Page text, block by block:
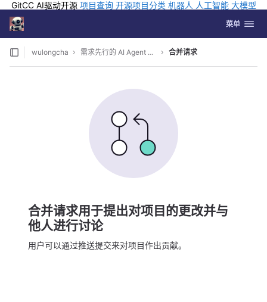
GitCC AI驱动开源 项目查询 开源项目分类 机器人 人工智能 大模型
排行
Skip to content
GitLab 切换导航
菜单
wulongcha 需求先行的 AI Agent 桌面开发环境 合并请求
合并请求用于提出对项目的更改并与
他人进行讨论
用户可以通过推送提交来对项目作出贡献。